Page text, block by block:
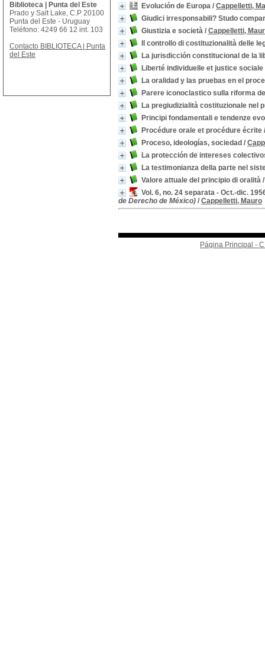
Evolución de Europa / Cappelletti,
Giudici irresponsabili? Studo
Giustizia e società / Cappelletti,
Il controllo di costituzionalità delle
La jurisdicción constitucional de la
Liberté individuelle et justice
La oralidad y las pruebas en el
Parere iconoclastico sulla riforma
La pregiudizialità costituzionale nel
Principi fondamentali e tendenze
Procédure orale et procédure écrite
Proceso, ideologías, sociedad /
La protección de intereses
La testimonianza della parte nel
Valore attuale del principio di oralità
Vol. 6, no. 24 separata - Oct.-dic.
de Derecho de México) / Cappelletti, Mauro
Página Principal -
Biblioteca | Punta del Este
Prado y Salt Lake, C.P 20100
Punta del Este - Uruguay
Teléfono: 4249 66 12 int. 103
Contacto BIBLIOTECA | Punta
del Este